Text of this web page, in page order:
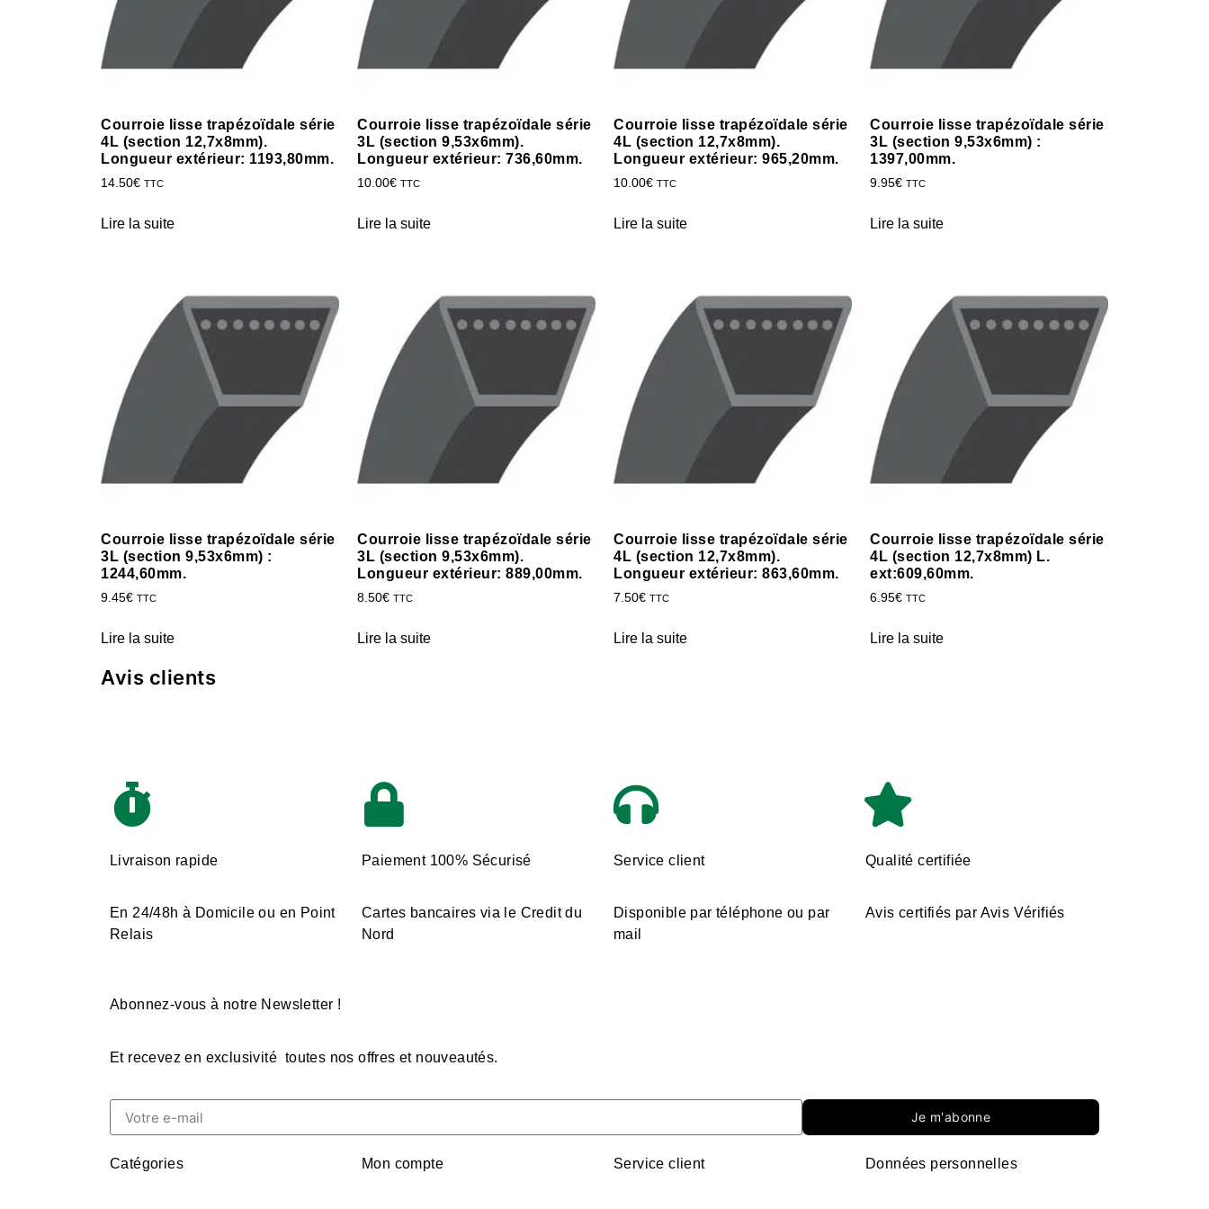
Courroie lisse trapézoïdale série
4L (section 12,7x8mm).
Longueur extérieur: 1193,80mm.
14.50€ TTC
Lire la suite
Courroie lisse trapézoïdale série
3L (section 9,53x6mm).
Longueur extérieur: 736,60mm.
10.00€ TTC
Lire la suite
Courroie lisse trapézoïdale série
4L (section 12,7x8mm).
Longueur extérieur: 965,20mm.
10.00€ TTC
Lire la suite
Courroie lisse trapézoïdale série
3L (section 9,53x6mm) :
1397,00mm.
9.95€ TTC
Lire la suite
Courroie lisse trapézoïdale série
3L (section 9,53x6mm) :
1244,60mm.
9.45€ TTC
Lire la suite
Courroie lisse trapézoïdale série
3L (section 9,53x6mm).
Longueur extérieur: 889,00mm.
8.50€ TTC
Lire la suite
Courroie lisse trapézoïdale série
4L (section 12,7x8mm).
Longueur extérieur: 863,60mm.
7.50€ TTC
Lire la suite
Courroie lisse trapézoïdale série
4L (section 12,7x8mm) L.
ext:609,60mm.
6.95€ TTC
Lire la suite
Avis clients
Livraison rapide
En 24/48h à Domicile ou en Point
Relais
Paiement 100% Sécurisé
Cartes bancaires via le Credit du
Nord
Service client
Disponible par téléphone ou par
mail
Qualité certifiée
Avis certifiés par Avis Vérifiés
Abonnez-vous à notre Newsletter !
Et recevez en exclusivité toutes nos offres et nouveautés.
Je m'abonne
Catégories Mon compte Service client Données personnelles